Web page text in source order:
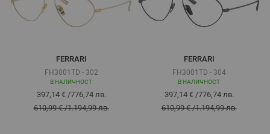
FERRARI
FH3001TD - 302
В НАЛИЧНОСТ
397,14 €/776,74 лв.
610,99 €/1.194,99 лв.
FERRARI
FH3001TD - 304
В НАЛИЧНОСТ
397,14 €/776,74 лв.
610,99 €/1.194,99 лв.